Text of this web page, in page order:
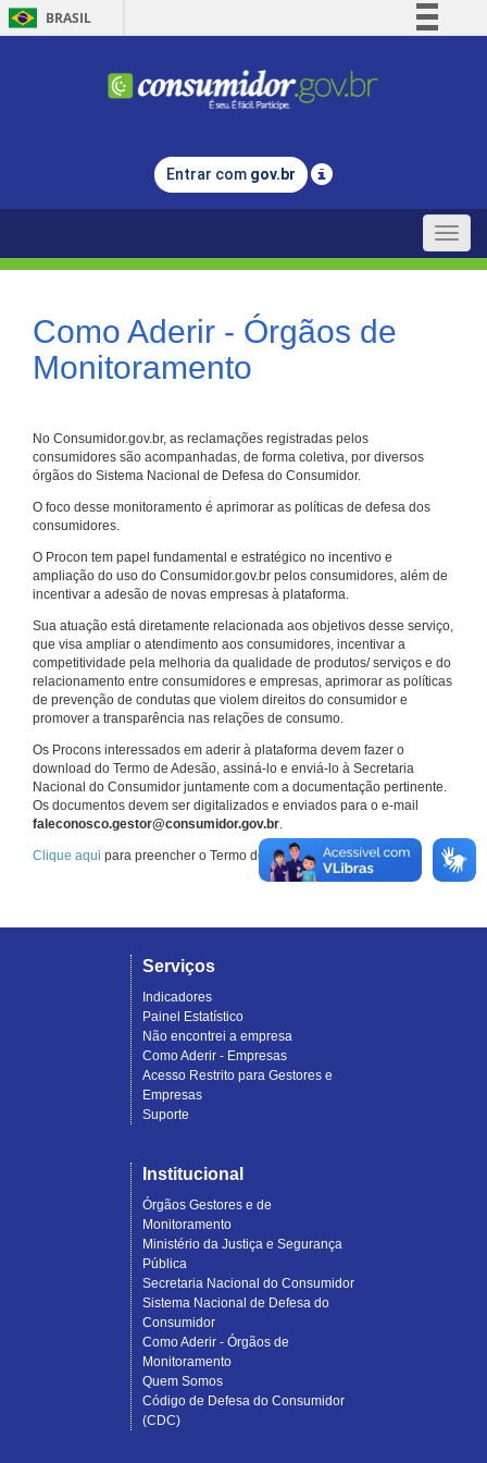
BRASIL
Comunica BR
Legislação
Entrar com gov.br
Toggle
Como Aderir - Órgãos de
Monitoramento
No Consumidor.gov.br, as reclamações registradas pelos
consumidores são acompanhadas, de forma coletiva, por diversos
órgãos do Sistema Nacional de Defesa do Consumidor.
O foco desse monitoramento é aprimorar as políticas de defesa dos
consumidores.
O Procon tem papel fundamental e estratégico no incentivo e
ampliação do uso do Consumidor.gov.br pelos consumidores, além de
incentivar a adesão de novas empresas à plataforma.
Sua atuação está diretamente relacionada aos objetivos desse serviço,
que visa ampliar o atendimento aos consumidores, incentivar a
competitividade pela melhoria da qualidade de produtos/ serviços e do
relacionamento entre consumidores e empresas, aprimorar as políticas
de prevenção de condutas que violem direitos do consumidor e
promover a transparência nas relações de consumo.
Os Procons interessados em aderir à plataforma devem fazer o
download do Termo de Adesão, assiná-lo e enviá-lo à Secretaria
Nacional do Consumidor juntamente com a documentação pertinente.
Os documentos devem ser digitalizados e enviados para o e-mail
faleconosco.gestor@consumidor.gov.br.
Clique aqui para preencher o Termo de Adesão.
Serviços
Indicadores
Painel Estatístico
Não encontrei a empresa
Como Aderir - Empresas
Acesso Restrito para Gestores e
Empresas
Suporte
Institucional
Órgãos Gestores e de
Monitoramento
Ministério da Justiça e Segurança
Pública
Secretaria Nacional do Consumidor
Sistema Nacional de Defesa do
Consumidor
Como Aderir - Órgãos de
Monitoramento
Quem Somos
Código de Defesa do Consumidor
(CDC)